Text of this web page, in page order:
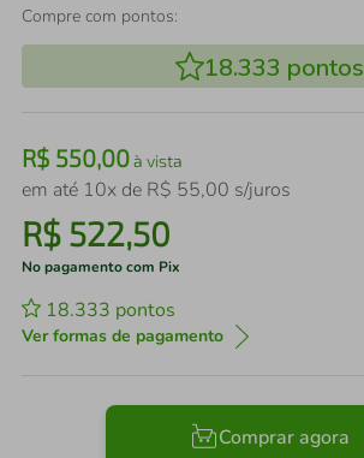
Compre com pontos:
18.333 pontos
R$ 550,00à vista
em até 10x de R$ 55,00 s/juros
R$ 522,50
No pagamento com Pix
18.333 pontos
Ver formas de pagamento
Comprar agora